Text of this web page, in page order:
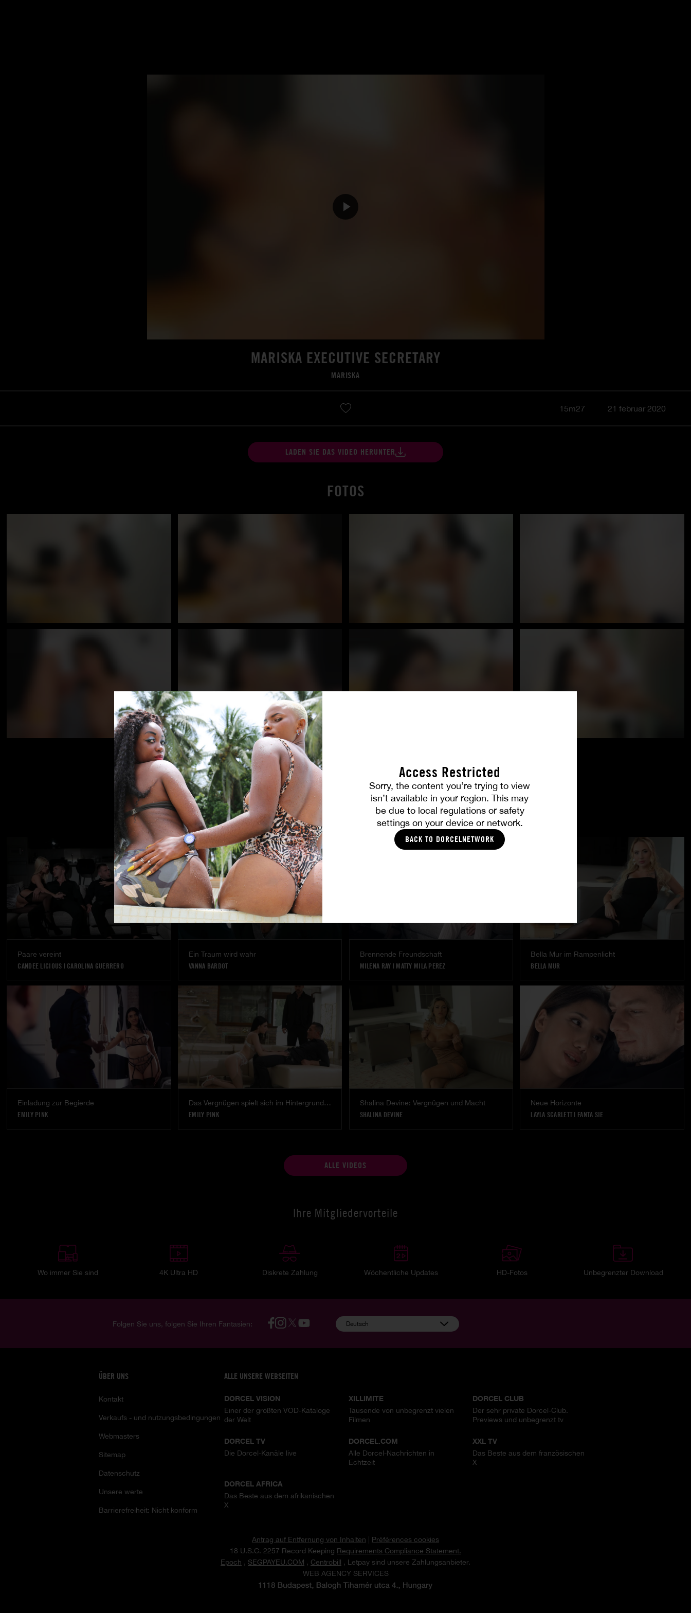
Access Restricted
Sorry, the content you’re trying to view
isn’t available in your region. This may
be due to local regulations or safety
settings on your device or network.
BACK TO DORCELNETWORK
MARISKA EXECUTIVE SECRETARY
MARISKA
15m27 21 februar 2020
LADEN SIE DAS VIDEO HERUNTER
FOTOS
DIES SOLLTE IHNEN GEFALLEN
Paare vereint
CANDEE LICIOUS | CAROLINA GUERRERO
Ein Traum wird wahr
VANNA BARDOT
Brennende Freundschaft
MILENA RAY | MATTY MILA PEREZ
Bella Mur im Rampenlicht
BELLA MUR
Einladung zur Begierde
EMILY PINK
Das Vergnügen spielt sich im Hintergrund ab.
EMILY PINK
Shalina Devine: Vergnügen und Macht
SHALINA DEVINE
Neue Horizonte
LAYLA SCARLETT | FANTA SIE
ALLE VIDEOS
Ihre Mitgliedervorteile
Wo immer Sie sind 4K Ultra HD Diskrete Zahlung Wöchentliche Updates HD-Fotos Unbegrenzter Download
Folgen Sie uns, folgen Sie Ihren Fantasien: Deutsch
ÜBER UNS
Kontakt
Verkaufs - und nutzungsbedingungen
Webmasters
Sitemap
Datenschutz
Unsere werte
Barrierefreiheit: Nicht konform
ALLE UNSERE WEBSEITEN
DORCEL VISION
Einer der größten VOD-Kataloge
der Welt
XILLIMITE
Tausende von unbegrenzt vielen
Filmen
DORCEL CLUB
Der sehr private Dorcel-Club.
Previews und unbegrenzt tv
DORCEL TV
Die Dorcel-Kanäle live
DORCEL.COM
Alle Dorcel-Nachrichten in
Echtzeit
XXL TV
Das Beste aus dem französischen
X
DORCEL AFRICA
Das Beste aus dem afrikanischen
X
Antrag auf Entfernung von Inhalten
Préférences cookies
18 U.S.C. 2257 Record Keeping Requirements Compliance Statement.
Epoch , SEGPAYEU.COM , Centrobill , Letpay sind unsere Zahlungsanbieter.
WEB AGENCY SERVICES